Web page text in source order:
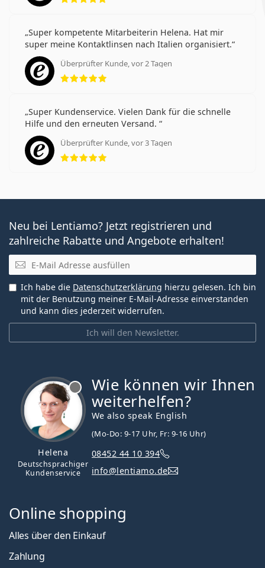
Super kompetente Mitarbeiterin Helena. Hat mir
super meine Kontaktlinsen nach Italien organisiert.
Überprüfter Kunde, vor 2 Tagen
Bewertung 5 aus 5
Super Kundenservice. Vielen Dank für die schnelle
Hilfe und den erneuten Versand.
Überprüfter Kunde, vor 3 Tagen
Bewertung 5 aus 5
Neu bei Lentiamo? Jetzt registrieren und
zahlreiche Rabatte und Angebote erhalten!
E-Mail
Ich will den Newsletter.
Ich habe die Datenschutzerklärung hierzu gelesen. Ich bin
mit der Benutzung meiner E-Mail-Adresse einverstanden
und kann dies jederzeit widerrufen.
Helena
Deutschsprachiger
Kundenservice
Wie können wir Ihnen
weiterhelfen?
We also speak English
(Mo-Do: 9-17 Uhr, Fr: 9-16 Uhr)
08452 44 10 394
info@lentiamo.de
Online shopping
Alles über den Einkauf
Zahlung